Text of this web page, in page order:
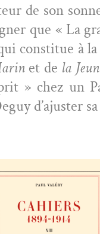
de son
que « La
con­stitue à
et de la
» chez un
d’ajuster